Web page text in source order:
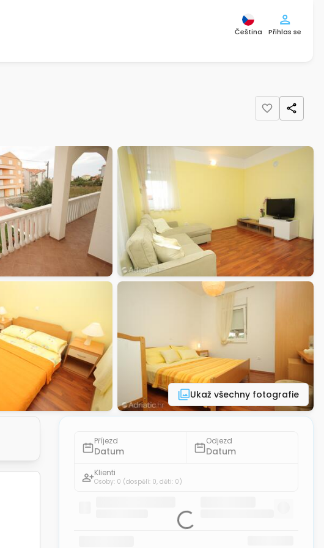
Čeština Přihlas se
Ukaž všechny fotografie
Příjezd
Datum
Odjezd
Datum
Klienti
Osoby: 0 (dospělí: 0, děti: 0)